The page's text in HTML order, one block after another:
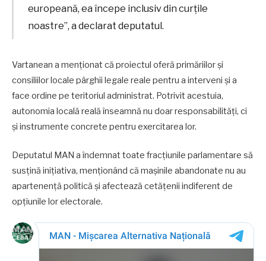
europeană, ea începe inclusiv din curțile
noastre”, a declarat deputatul.
Vartanean a menționat că proiectul oferă primăriilor și
consiliilor locale pârghii legale reale pentru a interveni și a
face ordine pe teritoriul administrat. Potrivit acestuia,
autonomia locală reală înseamnă nu doar responsabilități, ci
și instrumente concrete pentru exercitarea lor.
Deputatul MAN a îndemnat toate fracțiunile parlamentare să
susțină inițiativa, menționând că mașinile abandonate nu au
apartenență politică și afectează cetățenii indiferent de
opțiunile lor electorale.